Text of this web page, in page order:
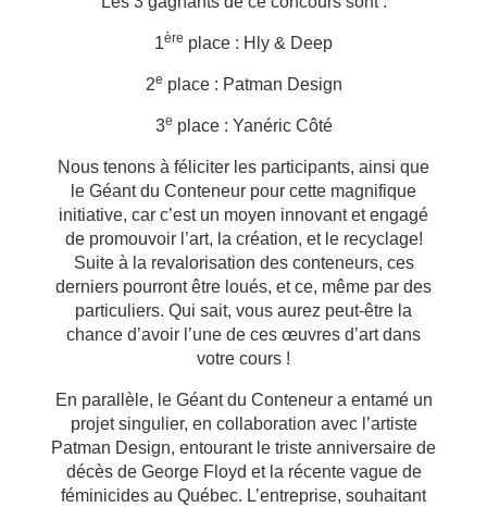
1ère place : Hly & Deep
2e place : Patman Design
3e place : Yanéric Côté
Nous tenons à féliciter les participants, ainsi que
le Géant du Conteneur pour cette magnifique
initiative, car c’est un moyen innovant et engagé
de promouvoir l’art, la création, et le recyclage!
Suite à la revalorisation des conteneurs, ces
derniers pourront être loués, et ce, même par des
particuliers. Qui sait, vous aurez peut-être la
chance d’avoir l’une de ces œuvres d’art dans
votre cours !
En parallèle, le Géant du Conteneur a entamé un
projet singulier, en collaboration avec l’artiste
Patman Design, entourant le triste anniversaire de
décès de George Floyd et la récente vague de
féminicides au Québec. L’entreprise, souhaitant